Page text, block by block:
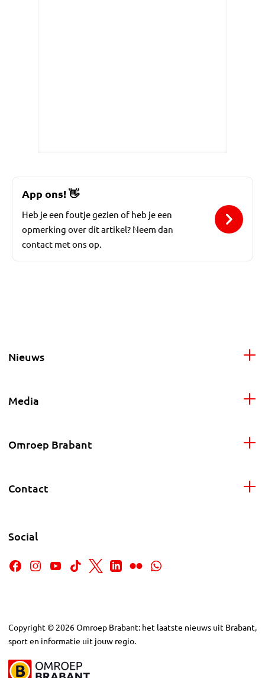
App ons!👋
Heb je een foutje gezien of heb je een
opmerking over dit artikel? Neem dan
contact met ons op.
Nieuws
Media
Omroep Brabant
Contact
Social
Copyright © 2026Omroep Brabant: het laatste nieuws uit Brabant,
sport en informatie uit jouw regio.